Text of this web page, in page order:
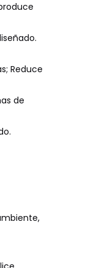
Reduce
de